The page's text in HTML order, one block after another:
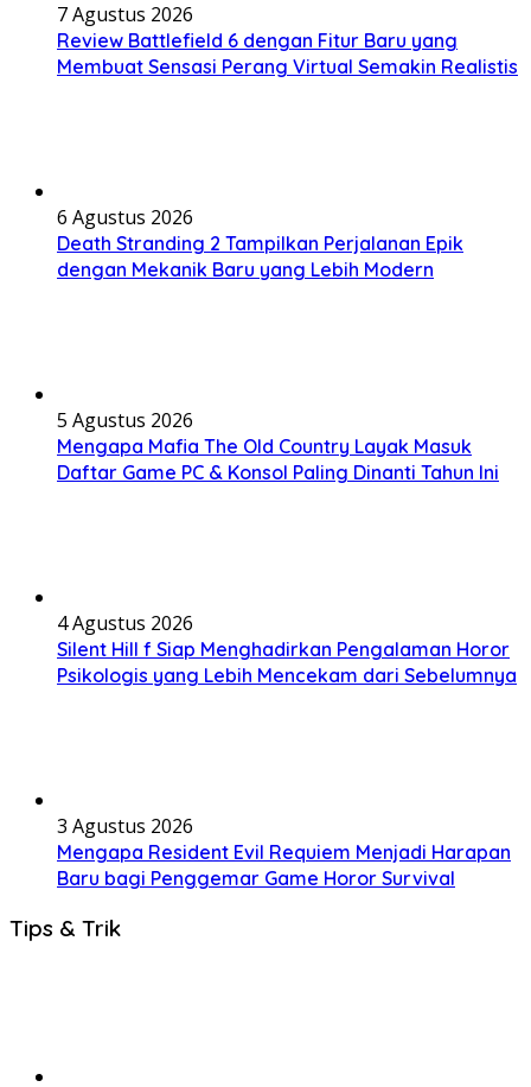
7 Agustus 2026
Review Battlefield 6 dengan Fitur Baru yang
Membuat Sensasi Perang Virtual Semakin Realistis
6 Agustus 2026
Death Stranding 2 Tampilkan Perjalanan Epik
dengan Mekanik Baru yang Lebih Modern
5 Agustus 2026
Mengapa Mafia The Old Country Layak Masuk
Daftar Game PC & Konsol Paling Dinanti Tahun Ini
4 Agustus 2026
Silent Hill f Siap Menghadirkan Pengalaman Horor
Psikologis yang Lebih Mencekam dari Sebelumnya
3 Agustus 2026
Mengapa Resident Evil Requiem Menjadi Harapan
Baru bagi Penggemar Game Horor Survival
Tips & Trik